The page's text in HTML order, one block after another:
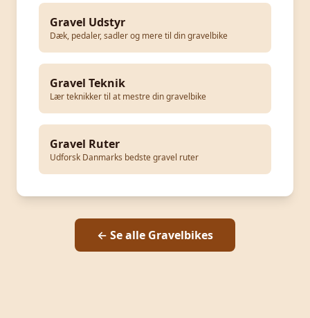
Gravel Udstyr
Dæk, pedaler, sadler og mere til din gravelbike
Gravel Teknik
Lær teknikker til at mestre din gravelbike
Gravel Ruter
Udforsk Danmarks bedste gravel ruter
← Se alle Gravelbikes